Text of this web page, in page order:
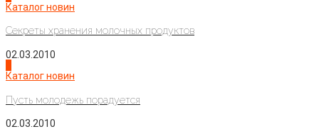
Каталог новин
Секреты хранения молочных продуктов
02.03.2010
Каталог новин
Пусть молодежь порадуется
02.03.2010